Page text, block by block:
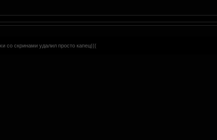
со скринами удалил просто капец(((